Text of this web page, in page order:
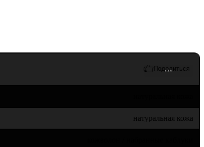
натуральная кожа